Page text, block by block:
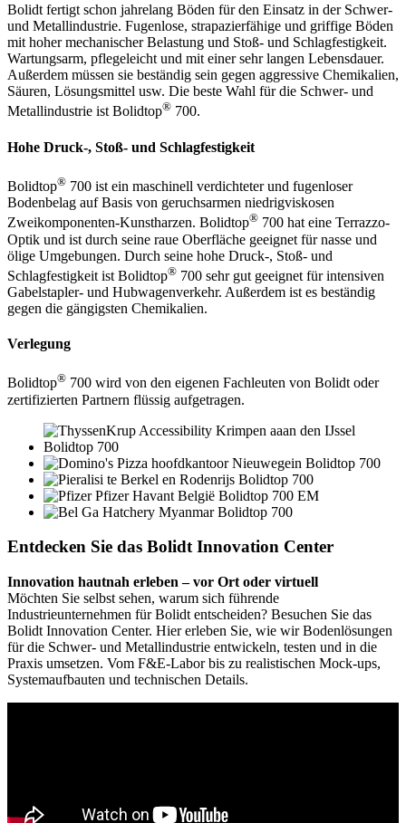
Bolidt fertigt schon jahrelang Böden für den Einsatz in der Schwer-
und Metallindustrie. Fugenlose, strapazierfähige und griffige Böden
mit hoher mechanischer Belastung und Stoß- und Schlagfestigkeit.
Wartungsarm, pflegeleicht und mit einer sehr langen Lebensdauer.
Außerdem müssen sie beständig sein gegen aggressive Chemikalien,
Säuren, Lösungsmittel usw. Die beste Wahl für die Schwer- und
Metallindustrie ist Bolidtop® 700.
Hohe Druck-, Stoß- und Schlagfestigkeit
Bolidtop® 700 ist ein maschinell verdichteter und fugenloser
Bodenbelag auf Basis von geruchsarmen niedrigviskosen
Zweikomponenten-Kunstharzen. Bolidtop® 700 hat eine Terrazzo-
Optik und ist durch seine raue Oberfläche geeignet für nasse und
ölige Umgebungen. Durch seine hohe Druck-, Stoß- und
Schlagfestigkeit ist Bolidtop® 700 sehr gut geeignet für intensiven
Gabelstapler- und Hubwagenverkehr. Außerdem ist es beständig
gegen die gängigsten Chemikalien.
Verlegung
Bolidtop® 700 wird von den eigenen Fachleuten von Bolidt oder
zertifizierten Partnern flüssig aufgetragen.
Entdecken Sie das Bolidt Innovation Center
Innovation hautnah erleben – vor Ort oder virtuell
Möchten Sie selbst sehen, warum sich führende
Industrieunternehmen für Bolidt entscheiden? Besuchen Sie das
Bolidt Innovation Center. Hier erleben Sie, wie wir Bodenlösungen
für die Schwer- und Metallindustrie entwickeln, testen und in die
Praxis umsetzen. Vom F&E-Labor bis zu realistischen Mock-ups,
Systemaufbauten und technischen Details.